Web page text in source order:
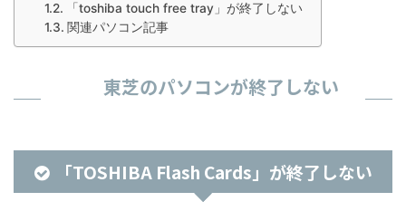
「toshiba touch free tray」が終了しない
関連パソコン記事
東芝のパソコンが終了しない
「TOSHIBA Flash Cards」が終了しない